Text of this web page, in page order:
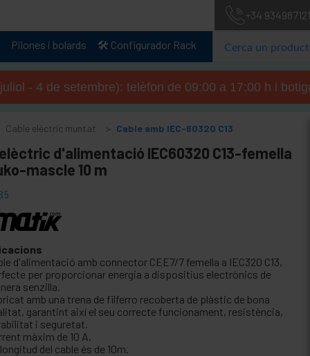
+34 934987121
Pilones i bolards 🛠️ Configurador Rack
- 4 de setembre): telèfon de 09:00 a 17:00 h i
Cable elèctric muntat Cable amb IEC-60320 C13
d'alimentació IEC60320 C13-femella
mascle 10 m
d'alimentació amb connector CEE7/7 femella a IEC320 C13,
per proporcionar energia a dispositius electrònics de
senzilla.
amb una trena de filferro recoberta de plàstic de bona
garantint així el seu correcte funcionament, resistència,
i seguretat.
màxim de 10 A.
del cable és de 10m.